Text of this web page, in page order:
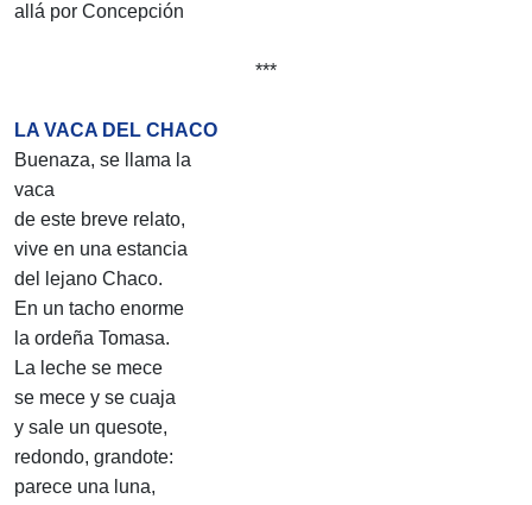
allá por Concepción
***
LA VACA DEL CHACO
Buenaza, se llama la
vaca
de este breve relato,
vive en una estancia
del lejano Chaco.
En un tacho enorme
la ordeña Tomasa.
La leche se mece
se mece y se cuaja
y sale un quesote,
redondo, grandote:
parece una luna,